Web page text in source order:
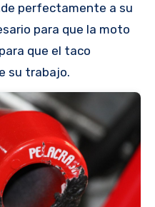
perfectamente a su
para que la moto
que el taco
su trabajo.